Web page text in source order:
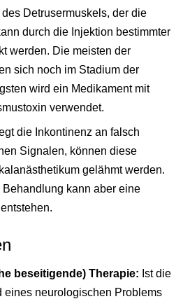
des Detrusermuskels, der die
durch die Injektion bestimmter
werden. Die meisten der
sich noch im Stadium der
wird ein Medikament mit
verwendet.
die Inkontinenz an falsch
Signalen, können diese
gelähmt werden.
Behandlung kann aber eine
beseitigende) Therapie: Ist die
eines neurologischen Problems